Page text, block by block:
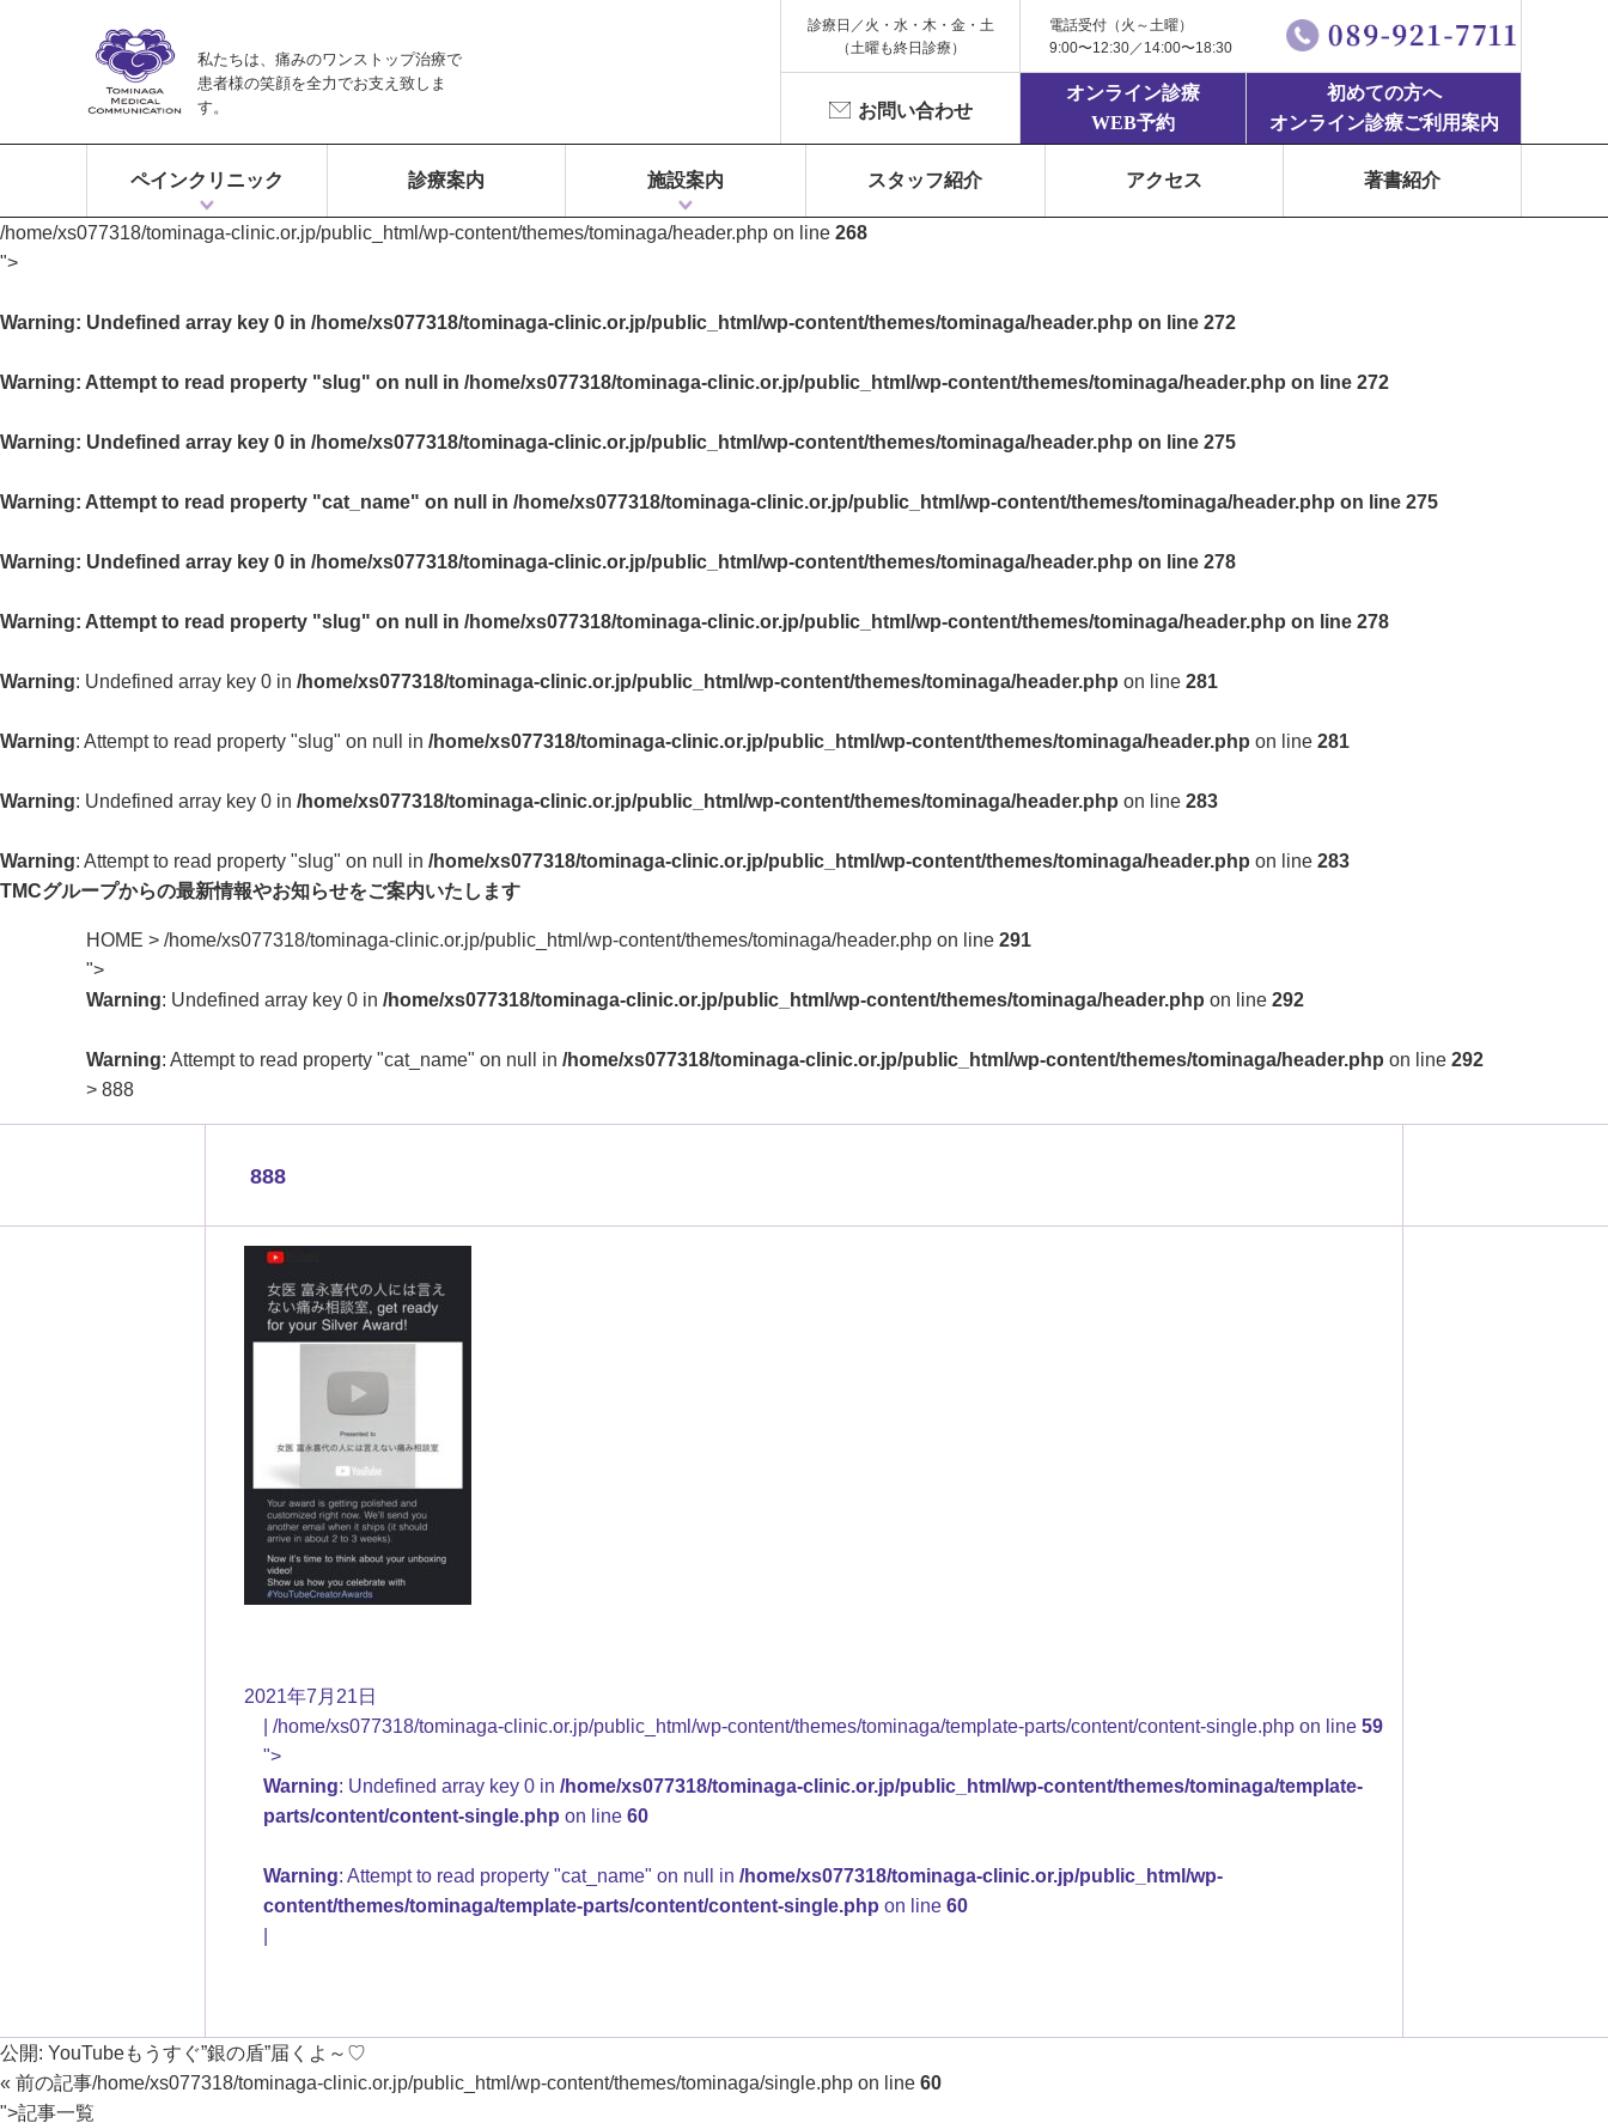
私たちは、痛みのワンストップ治療で
患者様の笑顔を全力でお支え致しま
す。
診療日／火・水・木・金・土
（土曜も終日診療）
電話受付（火～土曜）
9:00〜12:30／14:00〜18:30
お問い合わせ
オンライン診療
WEB予約
初めての方へ
オンライン診療ご利用案内
ペインクリニック
ペインクリニックとは？
富永ペインクリニックの特徴
痛みのワンストップ治療
診療案内 施設案内
1F 富永ペインクリニック
2F 鍼灸院 Libra（リベラ）
3F Dr.Gym（メディカルフィットネス）
スタッフ紹介 アクセス 著書紹介
/home/xs077318/tominaga-clinic.or.jp/public_html/wp-content/themes/tominaga/header.php on line 268
">
Warning: Undefined array key 0 in /home/xs077318/tominaga-clinic.or.jp/public_html/wp-content/themes/tominaga/header.php on line 272
Warning: Attempt to read property "slug" on null in /home/xs077318/tominaga-clinic.or.jp/public_html/wp-content/themes/tominaga/header.php on line 272
Warning: Undefined array key 0 in /home/xs077318/tominaga-clinic.or.jp/public_html/wp-content/themes/tominaga/header.php on line 275
Warning: Attempt to read property "cat_name" on null in /home/xs077318/tominaga-clinic.or.jp/public_html/wp-content/themes/tominaga/header.php on line 275
Warning: Undefined array key 0 in /home/xs077318/tominaga-clinic.or.jp/public_html/wp-content/themes/tominaga/header.php on line 278
Warning: Attempt to read property "slug" on null in /home/xs077318/tominaga-clinic.or.jp/public_html/wp-content/themes/tominaga/header.php on line 278
Warning: Undefined array key 0 in /home/xs077318/tominaga-clinic.or.jp/public_html/wp-content/themes/tominaga/header.php on line 281
Warning: Attempt to read property "slug" on null in /home/xs077318/tominaga-clinic.or.jp/public_html/wp-content/themes/tominaga/header.php on line 281
Warning: Undefined array key 0 in /home/xs077318/tominaga-clinic.or.jp/public_html/wp-content/themes/tominaga/header.php on line 283
Warning: Attempt to read property "slug" on null in /home/xs077318/tominaga-clinic.or.jp/public_html/wp-content/themes/tominaga/header.php on line 283
TMCグループからの最新情報やお知らせをご案内いたします
HOME > /home/xs077318/tominaga-clinic.or.jp/public_html/wp-content/themes/tominaga/header.php on line 291
">
Warning: Undefined array key 0 in /home/xs077318/tominaga-clinic.or.jp/public_html/wp-content/themes/tominaga/header.php on line 292
Warning: Attempt to read property "cat_name" on null in /home/xs077318/tominaga-clinic.or.jp/public_html/wp-content/themes/tominaga/header.php on line 292
> 888
888
2021年7月21日
/home/xs077318/tominaga-clinic.or.jp/public_html/wp-content/themes/tominaga/template-parts/content/content-single.php on line 59
">
Warning: Undefined array key 0 in /home/xs077318/tominaga-clinic.or.jp/public_html/wp-content/themes/tominaga/template-
parts/content/content-single.php on line 60
Warning: Attempt to read property "cat_name" on null in /home/xs077318/tominaga-clinic.or.jp/public_html/wp-
content/themes/tominaga/template-parts/content/content-single.php on line 60
公開: YouTubeもうすぐ”銀の盾”届くよ～♡
« 前の記事/home/xs077318/tominaga-clinic.or.jp/public_html/wp-content/themes/tominaga/single.php on line 60
">記事一覧